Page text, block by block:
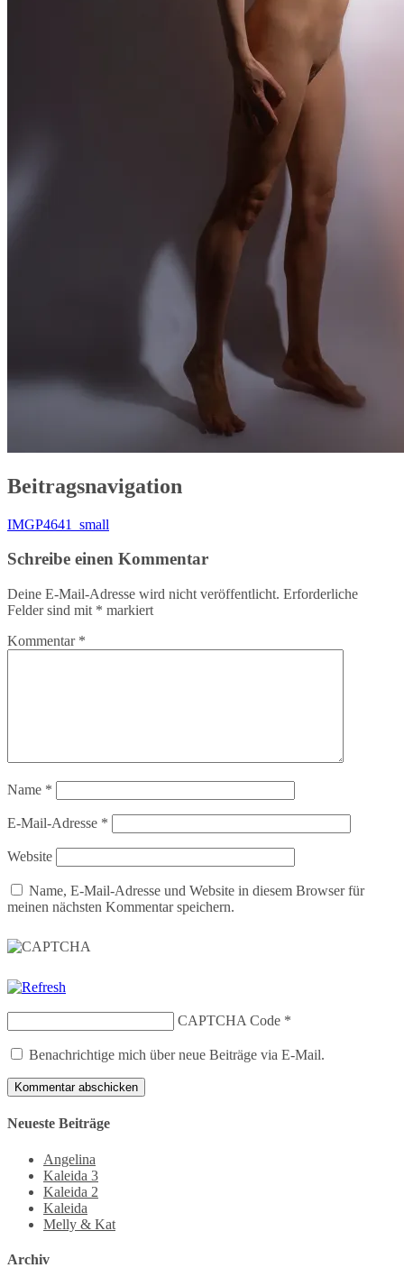
Beitragsnavigation
IMGP4641_small
Schreibe einen Kommentar
Deine E-Mail-Adresse wird nicht veröffentlicht. Erforderliche
Felder sind mit * markiert
Kommentar *
Name *
E-Mail-Adresse *
Website
Name, E-Mail-Adresse und Website in diesem Browser für
meinen nächsten Kommentar speichern.
CAPTCHA Code *
Benachrichtige mich über neue Beiträge via E-Mail.
Neueste Beiträge
Angelina
Kaleida 3
Kaleida 2
Kaleida
Melly & Kat
Archiv